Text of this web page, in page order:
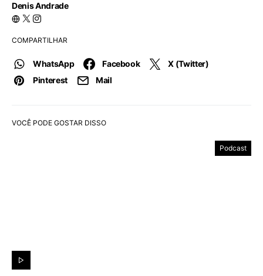
Denis Andrade
COMPARTILHAR
WhatsApp Facebook
X (Twitter)
Pinterest
Mail
VOCÊ PODE GOSTAR DISSO
Podcast